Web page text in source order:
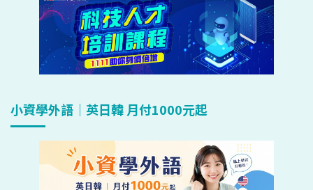
小資學外語｜英日韓 月付1000元起